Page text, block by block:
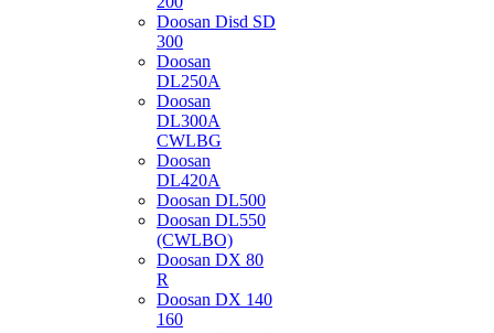
Doosan Disd SD
300
Doosan
DL250A
Doosan
DL300A
CWLBG
Doosan
DL420A
Doosan DL500
Doosan DL550
(CWLBO)
Doosan DX 80
R
Doosan DX 140
160